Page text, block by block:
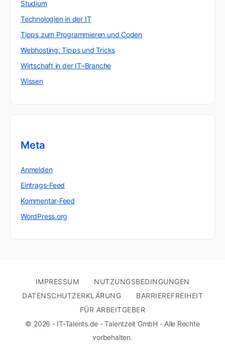
Studium
Technologien in der IT
Tipps zum Programmieren und Coden
Webhosting: Tipps und Tricks
Wirtschaft in der IT–Branche
Wissen
Meta
Anmelden
Eintrags-Feed
Kommentar-Feed
WordPress.org
IMPRESSUM
NUTZUNGSBEDINGUNGEN
DATENSCHUTZERKLÄRUNG
BARRIEREFREIHEIT
FÜR ARBEITGEBER
© 2026 - IT-Talents.de - Talentzeit GmbH - Alle Rechte
vorbehalten.